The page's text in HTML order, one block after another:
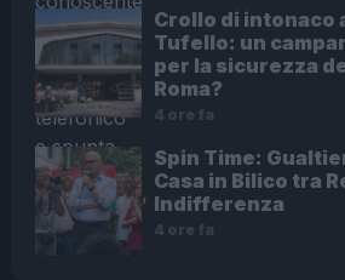
Crollo di intonaco
Tufello: un
per la sicurezza
Roma?
4 ore fa
Spin Time:
Casa in Bilico tra
Indifferenza
4 ore fa